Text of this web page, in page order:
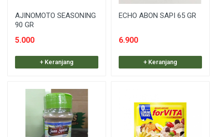
AJINOMOTO SEASONING
90 GR
5.000
+ Keranjang
ECHO ABON SAPI 65 GR
6.900
+ Keranjang